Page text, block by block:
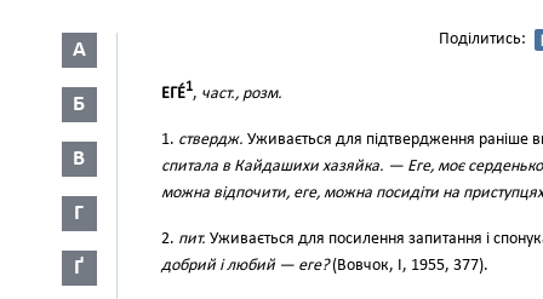
А
Б
В
Г
Ґ
Поділитись:
ЕГЕ́1, част., розм.
1. ствердж. Уживається для підтвердження раніше
спитала в Кайдашихи хазяйка. — Еге, моє серденько
можна відпочити, еге, можна посидіти на
2. пит. Уживається для посилення запитання і
добрий і любий — еге?(Вовчок, І, 1955, 377).